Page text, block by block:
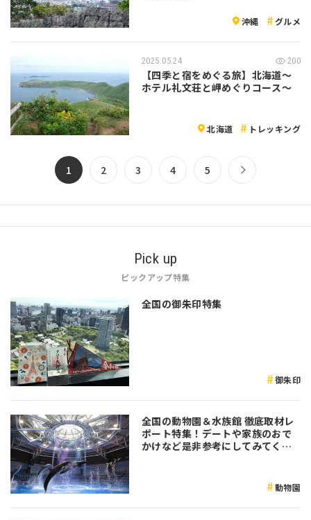
沖縄 グルメ
2025.05.24 200
【四季と宿をめぐる旅】北海道～
ホテル礼文荘と岬めぐりコース～
北海道 トレッキング
1 2 3 4 5
Pick up
ピックアップ特集
全国の御朱印特集
御朱印
全国の動物園＆水族館 徹底取材レ
ポート特集！デートや家族のおで
かけなど是非参考にしてみてくだ
動物園